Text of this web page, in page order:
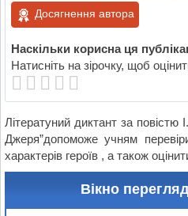
Досягнення автора
Наскільки корисна ця
Натисніть на зірочку, щоб
Літератуний диктант за
Джеря”допоможе учням
характерів героїв , а також
Вікно